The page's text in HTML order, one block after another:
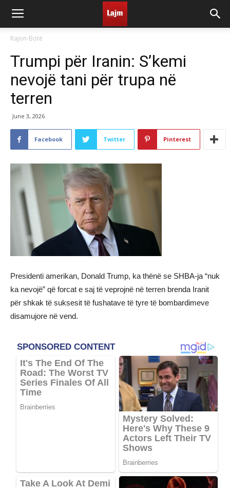
Rajon-Botë
Trumpi për Iranin: S’kemi
nevojë tani për trupa në
terren
June 3, 2026
Facebook Twitter Pinterest
Presidenti amerikan, Donald Trump, ka thënë se SHBA-ja “nuk
ka nevojë” që forcat e saj të veprojnë në terren brenda Iranit
për shkak të suksesit të fushatave të tyre të bombardimeve
disamujore në vend.